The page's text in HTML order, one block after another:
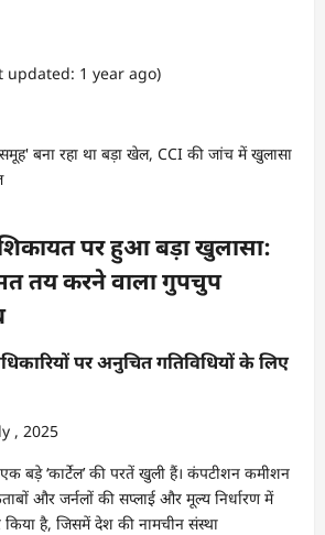
updated: 1 year ago)
शिकायत पर हुआ बड़ा खुलासा:
तय करने वाला गुपचुप
पर अनुचित गतिविधियों के लिए
, 2025
बड़े ‘कार्टेल’ की परतें खुली हैं। कंपटीशन कमीशन
और जर्नलों की सप्लाई और मूल्य निर्धारण में
है, जिसमें देश की नामचीन संस्था